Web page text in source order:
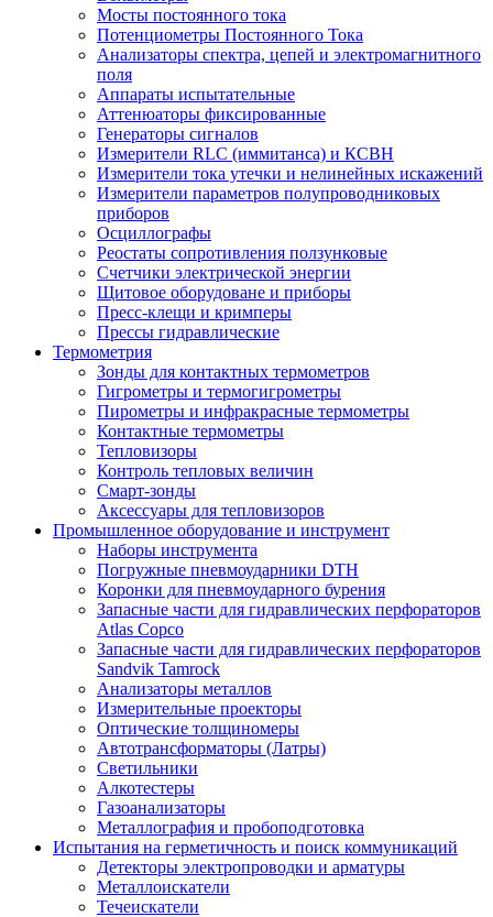
Мосты постоянного тока
Потенциометры Постоянного Тока
Анализаторы спектра, цепей и электромагнитного
поля
Аппараты испытательные
Аттенюаторы фиксированные
Генераторы сигналов
Измерители RLC (иммитанса) и КСВН
Измерители тока утечки и нелинейных искажений
Измерители параметров полупроводниковых
приборов
Осциллографы
Реостаты сопротивления ползунковые
Счетчики электрической энергии
Щитовое оборудоване и приборы
Пресс-клещи и кримперы
Прессы гидравлические
Термометрия
Зонды для контактных термометров
Гигрометры и термогигрометры
Пирометры и инфракрасные термометры
Контактные термометры
Тепловизоры
Контроль тепловых величин
Смарт-зонды
Аксессуары для тепловизоров
Промышленное оборудование и инструмент
Наборы инструмента
Погружные пневмоударники DTH
Коронки для пневмоударного бурения
Запасные части для гидравлических перфораторов
Atlas Copco
Запасные части для гидравлических перфораторов
Sandvik Tamrock
Анализаторы металлов
Измерительные проекторы
Оптические толщиномеры
Автотрансформаторы (Латры)
Светильники
Алкотестеры
Газоанализаторы
Металлография и пробоподготовка
Испытания на герметичность и поиск коммуникаций
Детекторы электропроводки и арматуры
Металлоискатели
Течеискатели